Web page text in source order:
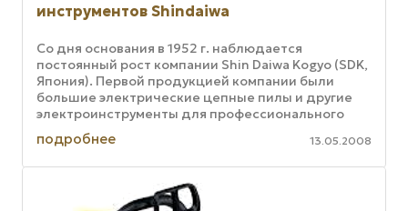
инструментов Shindaiwa
Со дня основания в 1952 г. наблюдается
постоянный рост компании Shin Daiwa Kogyo (SDK,
Япония). Первой продукцией компании были
большие электрические цепные пилы и другие
электроинструменты для профессионального
использования. В 1975 г. специалисты ...
подробнее 13.05.2008